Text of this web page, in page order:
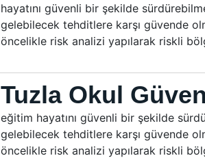
hayatını güvenli bir şekilde
gelebilecek tehditlere karşı güvende
öncelikle risk analizi yapılarak riskli
Tuzla Okul
eğitim hayatını güvenli bir şekilde
gelebilecek tehditlere karşı güvende
öncelikle risk analizi yapılarak riskli